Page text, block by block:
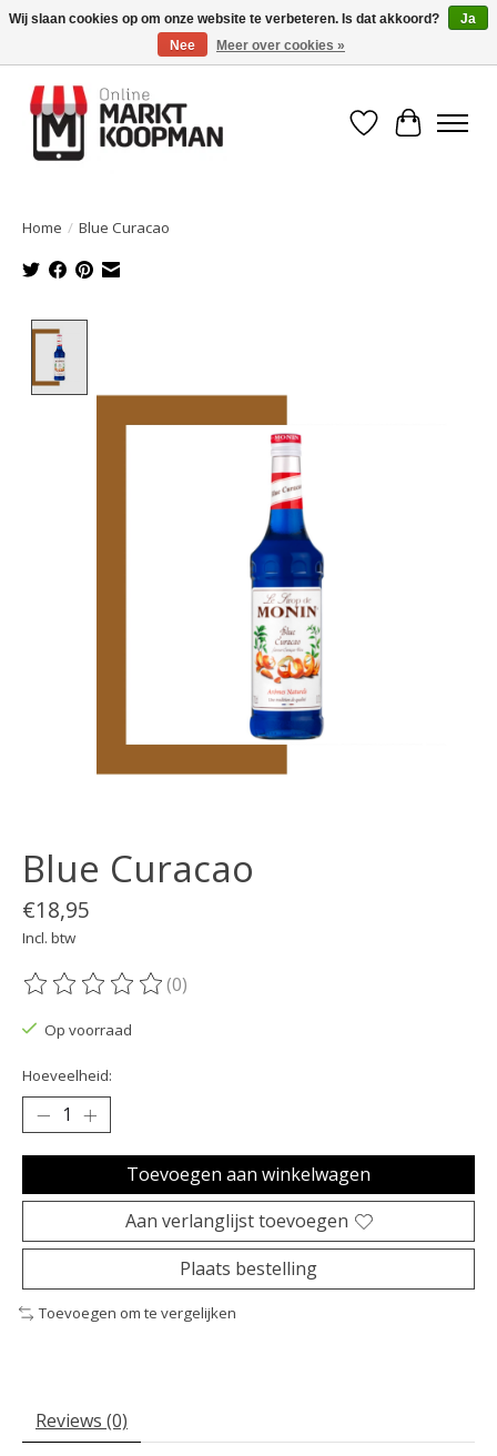
Voor 15:00 besteld, morgen in huis!
Verlanglijst
Home / Blue Curacao
Blue Curacao
€18,95
Incl. btw
De beoordeling van dit product is
(0)
Op voorraad
Hoeveelheid:
Toevoegen aan winkelwagen
Aan verlanglijst toevoegen
Plaats bestelling
Toevoegen om te vergelijken
Reviews (0)
Wij slaan cookies op om onze website te verbeteren. Is dat akkoord?
Ja
Nee
Meer over cookies »